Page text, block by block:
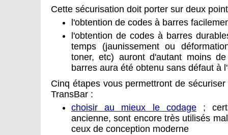
Cette sécurisation doit porter sur deux
l'obtention de codes à barres
l'obtention de codes à barres
temps (jaunissement ou
toner, etc) auront d'autant moins
barres aura été obtenu sans défaut à
Cinq étapes vous permettront de
TransBar :
choisir au mieux le codage;
ancienne, sont encore très utilisés
ceux de conception moderne